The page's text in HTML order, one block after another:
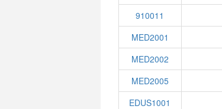
910011
MED2001
MED2002
MED2005
EDUS1001